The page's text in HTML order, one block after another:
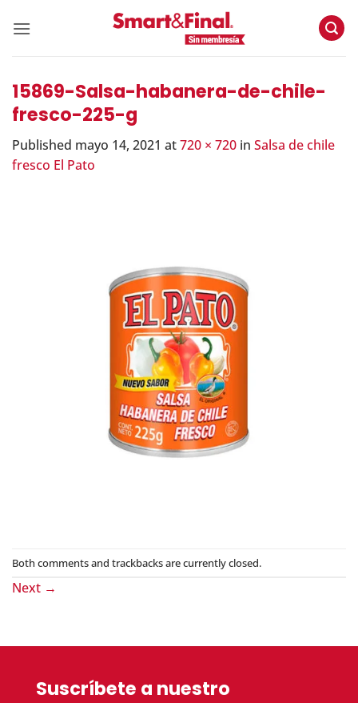
15869-Salsa-habanera-de-chile-
fresco-225-g
Published mayo 14, 2021 at720 × 720 in Salsa de chile
fresco El Pato
Both comments and trackbacks are currently closed.
Next →
Suscríbete a nuestro